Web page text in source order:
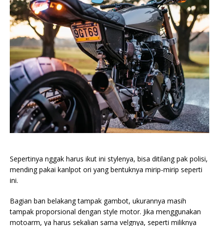
Sepertinya nggak harus ikut ini stylenya, bisa ditilang pak polisi,
mending pakai kanlpot ori yang bentuknya mirip-mirip seperti
ini.
Bagian ban belakang tampak gambot, ukurannya masih
tampak proporsional dengan style motor. Jika menggunakan
motoarm, ya harus sekalian sama velgnya, seperti miliknya